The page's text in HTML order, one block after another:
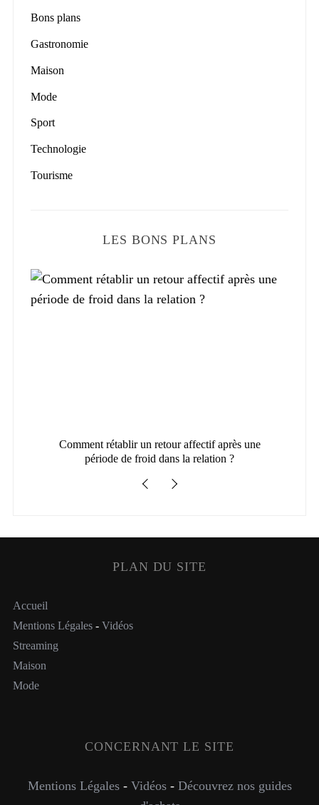
Bons plans
Gastronomie
Maison
Mode
Sport
Technologie
Tourisme
LES BONS PLANS
Comment rétablir un retour affectif après une
période de froid dans la relation ?
PLAN DU SITE
Accueil
Mentions Légales- Vidéos
Streaming
Maison
Mode
CONCERNANT LE SITE
Mentions Légales- Vidéos- Découvrez nos guides